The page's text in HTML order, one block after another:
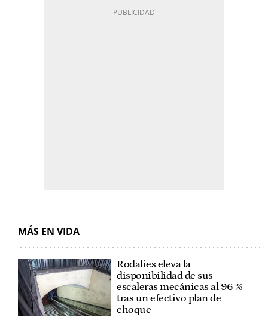
MÁS EN VIDA
Rodalies eleva la
disponibilidad de sus
escaleras mecánicas al 96 %
tras un efectivo plan de
choque